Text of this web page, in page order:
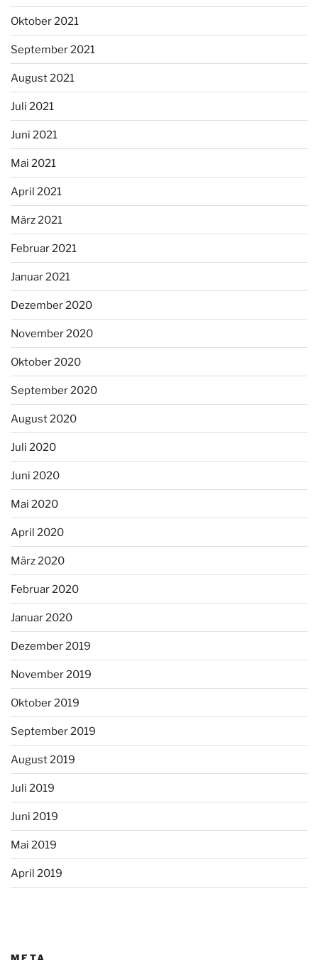
Oktober 2021
September 2021
August 2021
Juli 2021
Juni 2021
Mai 2021
April 2021
März 2021
Februar 2021
Januar 2021
Dezember 2020
November 2020
Oktober 2020
September 2020
August 2020
Juli 2020
Juni 2020
Mai 2020
April 2020
März 2020
Februar 2020
Januar 2020
Dezember 2019
November 2019
Oktober 2019
September 2019
August 2019
Juli 2019
Juni 2019
Mai 2019
April 2019